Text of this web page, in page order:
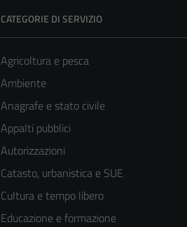
CATEGORIE DI SERVIZIO
Agricoltura e pesca
Ambiente
Anagrafe e stato civile
Appalti pubblici
Autorizzazioni
Catasto, urbanistica e SUE
Cultura e tempo libero
Educazione e formazione